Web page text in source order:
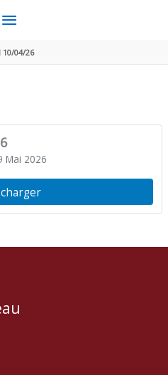
MENU
PRINCIPAL
10/04/26
Mai 2026